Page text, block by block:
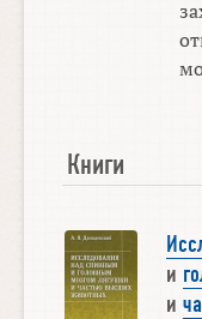
Книги
и
и